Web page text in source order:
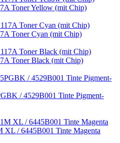
Toner Yellow (mit Chip)
Toner Cyan (mit Chip)
Toner Black (mit Chip)
/ 4529B001 Tinte Pigment-
XL / 6445B001 Tinte Magenta